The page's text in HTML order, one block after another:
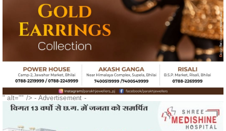
" alt="" />- Advertisement -